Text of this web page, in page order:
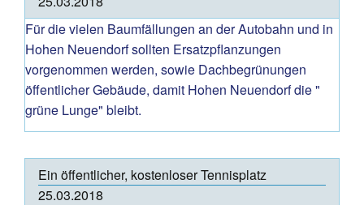
Für die vielen Baumfällungen an der Autobahn und in
Hohen Neuendorf sollten Ersatzpflanzungen
vorgenommen werden, sowie Dachbegrünungen
öffentlicher Gebäude, damit Hohen Neuendorf die "
grüne Lunge" bleibt.
Ein öffentlicher, kostenloser Tennisplatz
25.03.2018